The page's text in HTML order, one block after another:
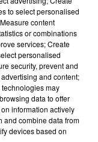
à
!
votre balade
to select personalised
content
or combinations
services; Create
personalised
security, prevent and
and content;
may
data to offer
information actively
and combine data from
devices based on